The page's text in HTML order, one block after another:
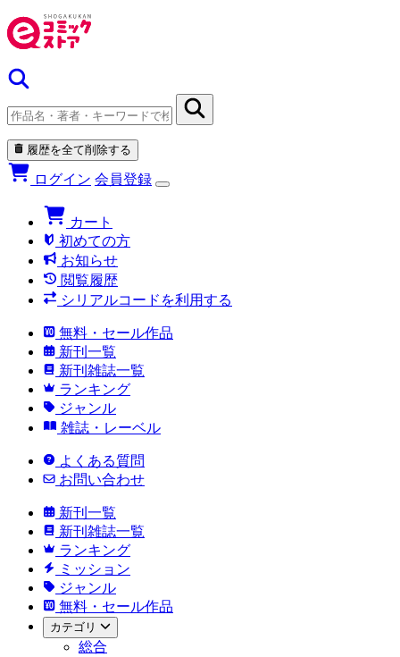
履歴を全て削除する
ログイン 会員登録
カート
初めての方
お知らせ
閲覧履歴
シリアルコードを利用する
無料・セール作品
新刊一覧
新刊雑誌一覧
ランキング
ジャンル
雑誌・レーベル
よくある質問
お問い合わせ
新刊一覧
新刊雑誌一覧
ランキング
ミッション
ジャンル
無料・セール作品
カテゴリ
総合